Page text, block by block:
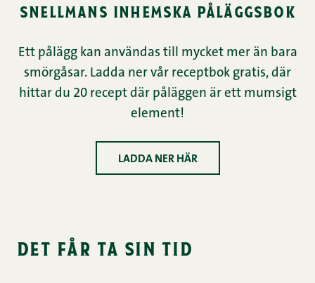
snellmans inhemska påläggsbok
Ett pålägg kan användas till mycket mer än bara
smörgåsar. Ladda ner vår receptbok gratis, där
hittar du 20 recept där påläggen är ett mumsigt
element!
LADDA NER HÄR
det får ta sin tid